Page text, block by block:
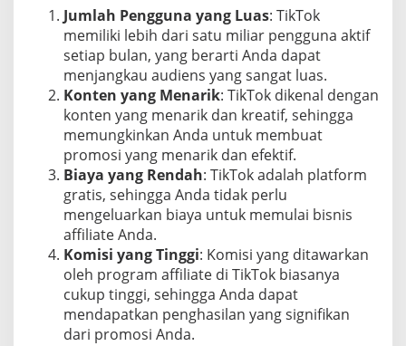
n
g
S
u
k
s
e
s
Jumlah Pengguna yang Luas: TikTok
memiliki lebih dari satu miliar pengguna aktif
setiap bulan, yang berarti Anda dapat
menjangkau audiens yang sangat luas.
Konten yang Menarik: TikTok dikenal dengan
konten yang menarik dan kreatif, sehingga
memungkinkan Anda untuk membuat
promosi yang menarik dan efektif.
Biaya yang Rendah: TikTok adalah platform
gratis, sehingga Anda tidak perlu
mengeluarkan biaya untuk memulai bisnis
affiliate Anda.
Komisi yang Tinggi: Komisi yang ditawarkan
oleh program affiliate di TikTok biasanya
cukup tinggi, sehingga Anda dapat
mendapatkan penghasilan yang signifikan
dari promosi Anda.